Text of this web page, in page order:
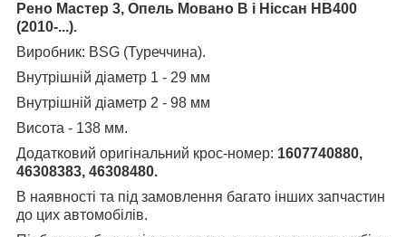
Рено Мастер 3, Опель Мовано В і Ніссан НВ400
(2010-...).
Виробник: BSG (Туреччина).
Внутрішній діаметр 1 - 29 мм
Внутрішній діаметр 2 - 98 мм
Висота - 138 мм.
Додатковий оригінальний крос-номер: 1607740880,
46308383, 46308480.
В наявності та під замовлення багато інших запчастин
до цих автомобілів.